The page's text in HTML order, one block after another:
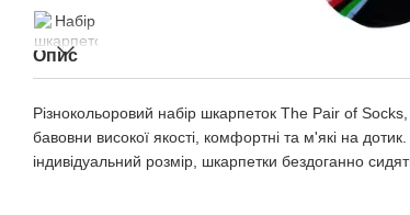
Опис
Різнокольоровий набір шкарпеток The Pair of Socks,
бавовни високої якості, комфортні та м'які на
індивідуальний розмір, шкарпетки бездоганно